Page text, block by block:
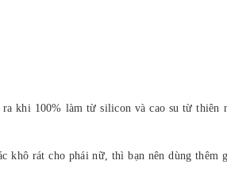
khi 100% làm từ silicon và cao su từ thiên
khô rát cho phái nữ, thì bạn nên dùng thêm